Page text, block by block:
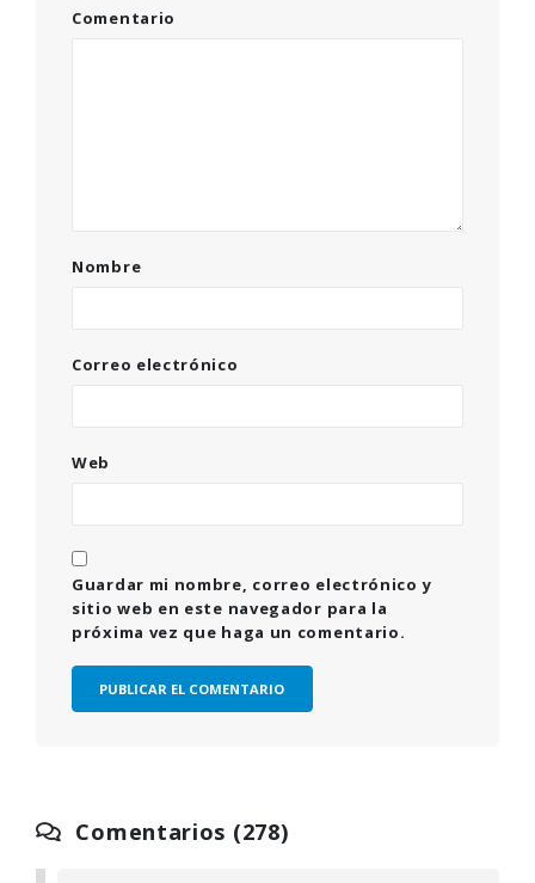
Comentario
Nombre
Correo electrónico
Web
Guardar mi nombre, correo electrónico y
sitio web en este navegador para la
próxima vez que haga un comentario.
Comentarios (278)